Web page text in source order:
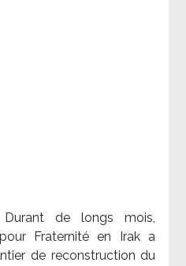
Durant de longs mois,
Fraternité en Irak a
de reconstruction du